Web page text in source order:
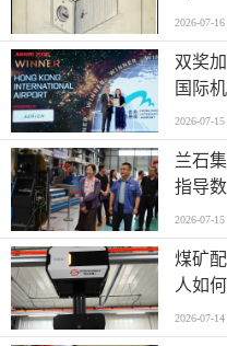
造的全
2026-07-16
双奖
国际
2026-07-15
兰石
指导
2026-07-15
煤矿
人如
2026-07-14